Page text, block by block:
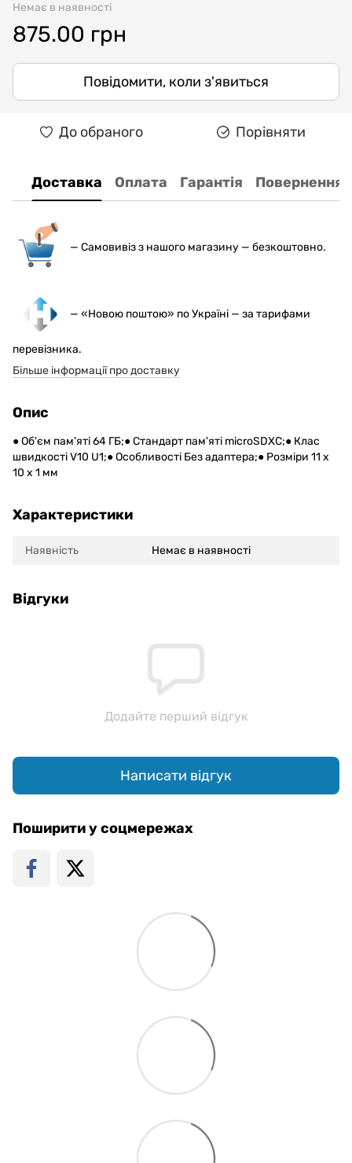
Немає в наявності
875.00 грн
Повідомити, коли з'явиться
До обраного Порівняти
Доставка Оплата Гарантія Повернення
— Самовивіз з нашого магазину — безкоштовно.
— «Новою поштою» по Україні — за тарифами
перевізника.
Більше інформації про доставку
Опис
● Об'єм пам'яті 64 ГБ;● Стандарт пам'яті microSDXC;● Клас
швидкості V10 U1;● Особливості Без адаптера;● Розміри 11 x
10 x 1 мм
Характеристики
Наявність Немає в наявності
Відгуки
Додайте перший відгук
Написати відгук
Поширити у соцмережах